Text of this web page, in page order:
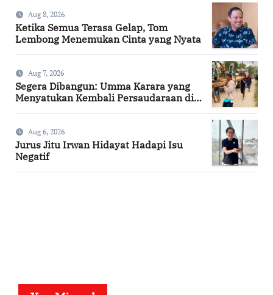
Aug 8, 2026
Ketika Semua Terasa Gelap, Tom
Lembong Menemukan Cinta yang Nyata
Aug 7, 2026
Segera Dibangun: Umma Karara yang
Menyatukan Kembali Persaudaraan di
Aug 6, 2026
Jurus Jitu Irwan Hidayat Hadapi Isu
Negatif